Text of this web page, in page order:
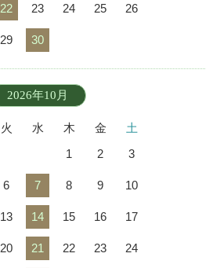
22 23 24 25 26
29 30
2026年10月
火 水 木 金
土
1
2 3
6 7 8 9 10
13 14 15 16 17
20 21 22 23 24